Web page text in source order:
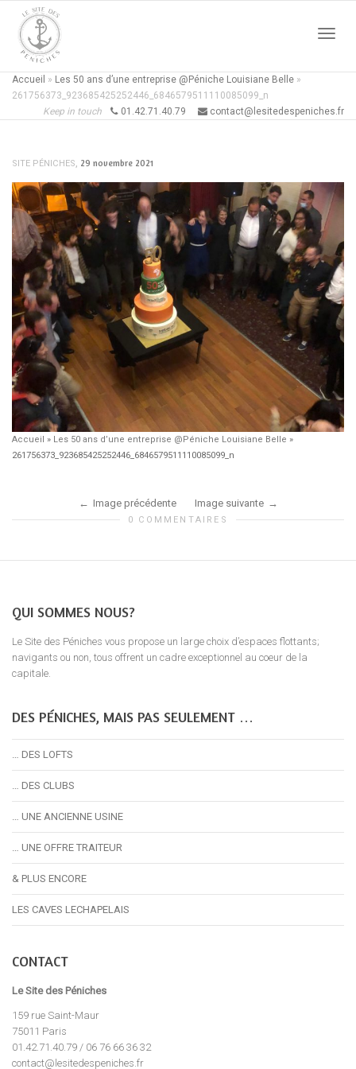
Accueil » Les 50 ans d’une entreprise @Péniche Louisiane Belle »
261756373_923685425252446_6846579511110085099_n
Keep in touch
01.42.71.40.79 contact@lesitedespeniches.fr
SITE PÉNICHES, 29 novembre 2021
Accueil » Les 50 ans d’une entreprise @Péniche Louisiane Belle »
261756373_923685425252446_6846579511110085099_n
Image précédente Image suivante
0 COMMENTAIRES
QUI SOMMES NOUS?
Le Site des Péniches vous propose un large choix d’espaces flottants;
navigants ou non, tous offrent un cadre exceptionnel au coeur de la
capitale.
DES PÉNICHES, MAIS PAS SEULEMENT …
… DES LOFTS
… DES CLUBS
… UNE ANCIENNE USINE
… UNE OFFRE TRAITEUR
& PLUS ENCORE
LES CAVES LECHAPELAIS
CONTACT
Le Site des Péniches
159 rue Saint-Maur
75011 Paris
01.42.71.40.79 / 06 76 66 36 32
contact@lesitedespeniches.fr